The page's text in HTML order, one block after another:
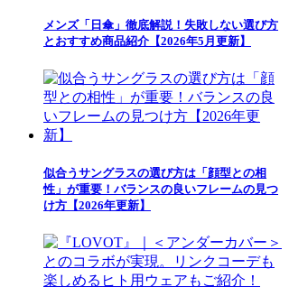
メンズ「日傘」徹底解説！失敗しない選び方
とおすすめ商品紹介【2026年5月更新】
似合うサングラスの選び方は「顔型との相
性」が重要！バランスの良いフレームの見つ
け方【2026年更新】